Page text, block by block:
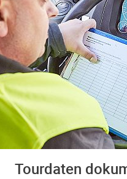
Tourdaten